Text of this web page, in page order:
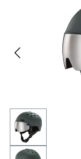
Bildergalerie